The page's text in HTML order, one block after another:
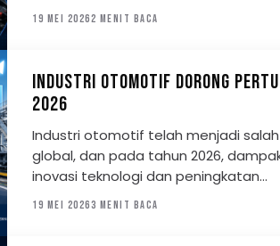
19 MEI 20262 MENIT BACA
INDUSTRI OTOMOTIF DORONG
2026
Industri otomotif telah menjadi
global, dan pada tahun 2026,
inovasi teknologi dan peningkatan…
19 MEI 20263 MENIT BACA